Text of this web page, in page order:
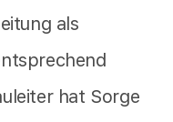
als
hat Sorge